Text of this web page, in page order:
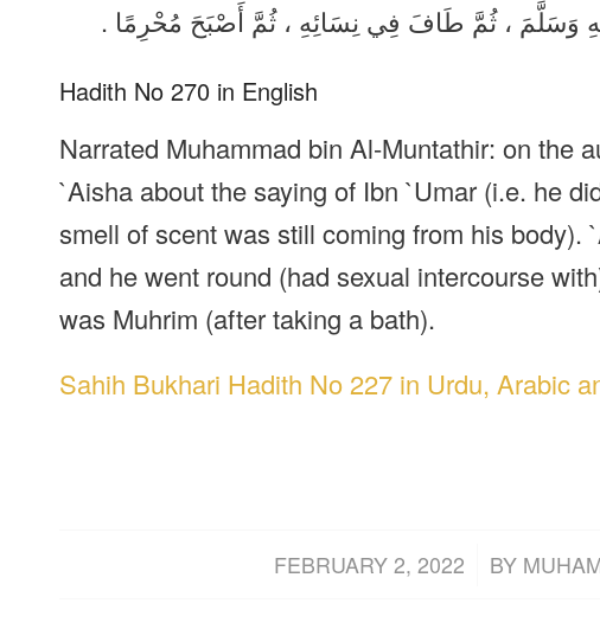
وَسَلَّمَ ، ثُمَّ طَافَ فِي نِسَائِهِ ، ثُمَّ أَصْبَحَ مُحْرِمًا .
Hadith No 270 in English
Narrated Muhammad bin Al-Muntathir: on the
`Aisha about the saying of Ibn `Umar (i.e. he
smell of scent was still coming from his body).
and he went round (had sexual intercourse
was Muhrim (after taking a bath).
Sahih Bukhari Hadith No 227 in Urdu, Arabic
FEBRUARY 2, 2022
/ BY